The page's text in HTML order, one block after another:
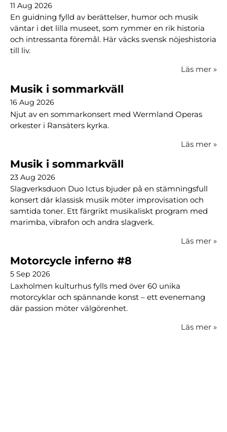
11 Aug 2026
En guidning fylld av berättelser, humor och musik
väntar i det lilla museet, som rymmer en rik historia
och intressanta föremål. Här väcks svensk nöjeshistoria
till liv.
Läs mer »
Musik i sommarkväll
16 Aug 2026
Njut av en sommarkonsert med Wermland Operas
orkester i Ransäters kyrka.
Läs mer »
Musik i sommarkväll
23 Aug 2026
Slagverksduon Duo Ictus bjuder på en stämningsfull
konsert där klassisk musik möter improvisation och
samtida toner. Ett färgrikt musikaliskt program med
marimba, vibrafon och andra slagverk.
Läs mer »
Motorcycle inferno #8
5 Sep 2026
Laxholmen kulturhus fylls med över 60 unika
motorcyklar och spännande konst – ett evenemang
där passion möter välgörenhet.
Läs mer »